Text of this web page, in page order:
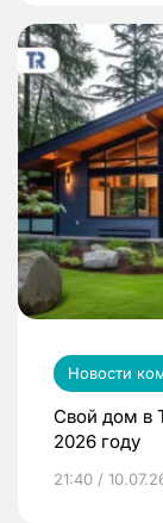
Новости
Свой дом в
2026 году
21:40 /